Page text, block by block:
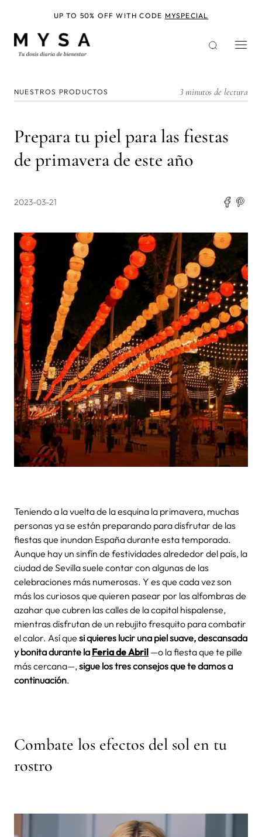
NUESTROS PRODUCTOS 3 minutos de lectura
Prepara tu piel para las fiestas
de primavera de este año
2023-03-21
Teniendo a la vuelta de la esquina la primavera, muchas
personas ya se están preparando para disfrutar de las
fiestas que inundan España durante esta temporada.
Aunque hay un sinfín de festividades alrededor del país, la
ciudad de Sevilla suele contar con algunas de las
celebraciones más numerosas. Y es que cada vez son
más los curiosos que quieren pasear por las alfombras de
azahar que cubren las calles de la capital hispalense,
mientras disfrutan de un rebujito fresquito para combatir
el calor. Así que si quieres lucir una piel suave, descansada
y bonita durante la Feria de Abril —o la fiesta que te pille
más cercana—,sigue los tres consejos que te damos a
continuación.
Combate los efectos del sol en tu
rostro
UP TO 50% OFF WITH CODE MYSPECIAL